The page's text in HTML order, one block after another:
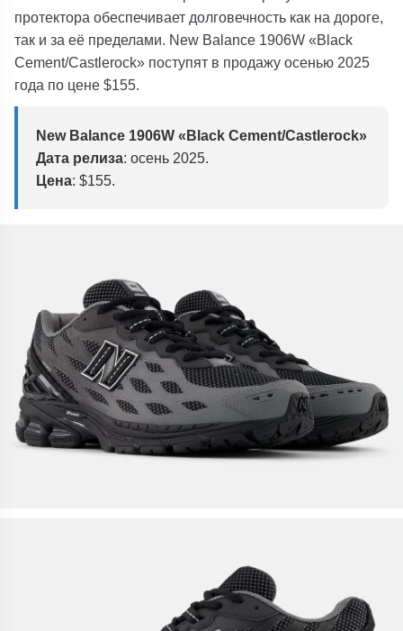
протектора обеспечивает долговечность как на дороге,
так и за её пределами. New Balance 1906W «Black
Cement/Castlerock» поступят в продажу осенью 2025
года по цене $155.
New Balance 1906W «Black Cement/Castlerock»
Дата релиза: осень 2025.
Цена: $155.